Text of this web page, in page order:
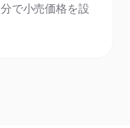
で小売価格を設